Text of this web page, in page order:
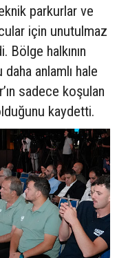
parkurlar ve
için unutulmaz
halkının
anlamlı hale
sadece koşulan
kaydetti.